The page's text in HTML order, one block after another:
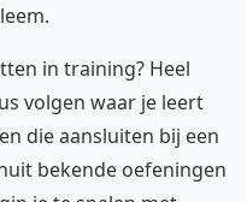
in training? Heel
volgen waar je leert
die aansluiten bij een
bekende oefeningen